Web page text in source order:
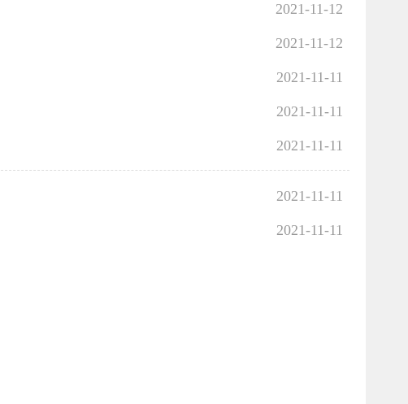
2021-11-12
2021-11-12
2021-11-11
2021-11-11
2021-11-11
2021-11-11
2021-11-11